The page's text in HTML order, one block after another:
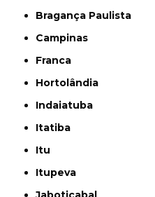
Bragança Paulista
Campinas
Franca
Hortolândia
Indaiatuba
Itatiba
Itu
Itupeva